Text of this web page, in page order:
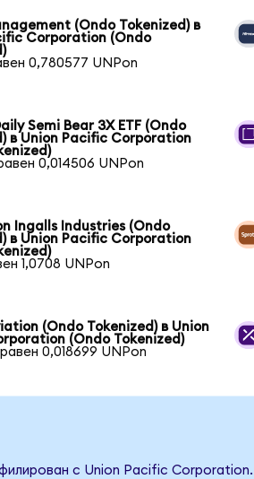
(Ondo Tokenized) в
Corporation (Ondo
0,780577 UNPon
Semi Bear 3X ETF (Ondo
в Union Pacific Corporation
0,014506 UNPon
Ingalls Industries (Ondo
в Union Pacific Corporation
1,0708 UNPon
(Ondo Tokenized) в Union
(Ondo Tokenized)
0,018699 UNPon
с Union Pacific